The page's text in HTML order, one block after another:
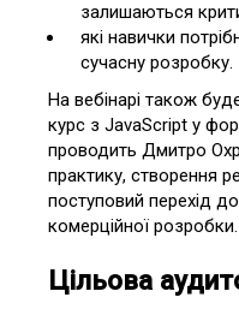
залишаються
які навички
сучасну розробку.
На вебінарі також
курс з JavaScript у
проводить Дмитро
практику, створення
поступовий перехід
комерційної розробки.
Цільова